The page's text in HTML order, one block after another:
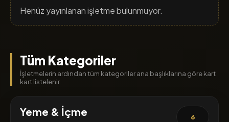
Henüz yayınlanan işletme bulunmuyor.
Tüm Kategoriler
İşletmelerin ardından tüm kategoriler ana başlıklarına göre kart
kart listelenir.
Yeme & İçme 6